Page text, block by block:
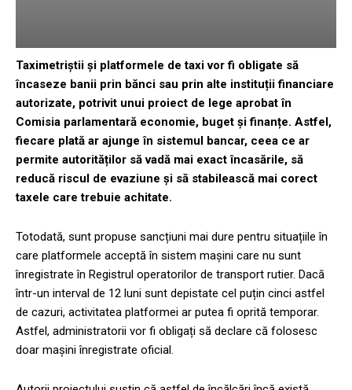
Taximetriștii și platformele de taxi vor fi obligate să
încaseze banii prin bănci sau prin alte instituții financiare
autorizate, potrivit unui proiect de lege aprobat în
Comisia parlamentară economie, buget și finanțe. Astfel,
fiecare plată ar ajunge în sistemul bancar, ceea ce ar
permite autorităților să vadă mai exact încasările, să
reducă riscul de evaziune și să stabilească mai corect
taxele care trebuie achitate.
Totodată, sunt propuse sancțiuni mai dure pentru situațiile în
care platformele acceptă în sistem mașini care nu sunt
înregistrate în Registrul operatorilor de transport rutier. Dacă
într-un interval de 12 luni sunt depistate cel puțin cinci astfel
de cazuri, activitatea platformei ar putea fi oprită temporar.
Astfel, administratorii vor fi obligați să declare că folosesc
doar mașini înregistrate oficial.